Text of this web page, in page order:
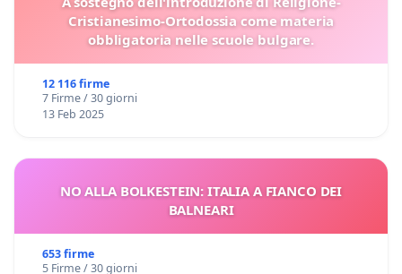
Cristianesimo-Ortodossia come materia
obbligatoria nelle scuole bulgare.
12 116 firme
7 Firme / 30 giorni
13 Feb 2025
NO ALLA BOLKESTEIN: ITALIA A FIANCO DEI
BALNEARI
653 firme
5 Firme / 30 giorni